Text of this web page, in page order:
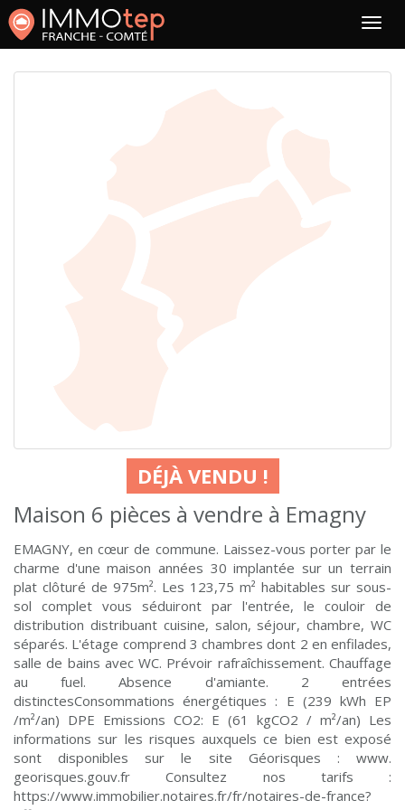
DÉJÀ VENDU !
Maison 6 pièces à vendre à Emagny
EMAGNY, en cœur de commune. Laissez-vous porter par le
charme d'une maison années 30 implantée sur un terrain
plat clôturé de 975m². Les 123,75 m² habitables sur sous-
sol complet vous séduiront par l'entrée, le couloir de
distribution distribuant cuisine, salon, séjour, chambre, WC
séparés. L'étage comprend 3 chambres dont 2 en enfilades,
salle de bains avec WC. Prévoir rafraîchissement. Chauffage
au fuel. Absence d'amiante. 2 entrées
distinctesConsommations énergétiques : E (239 kWh EP
/m²/an) DPE Emissions CO2: E (61 kgCO2 / m²/an) Les
informations sur les risques auxquels ce bien est exposé
sont disponibles sur le site Géorisques : www.
georisques.gouv.fr Consultez nos tarifs :
https://www.immobilier.notaires.fr/fr/notaires-de-france?